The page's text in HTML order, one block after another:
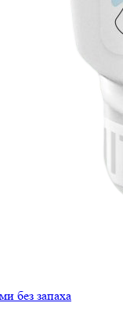
без запаха